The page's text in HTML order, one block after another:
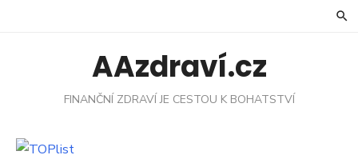
AAzdraví.cz
FINANČNÍ ZDRAVÍ JE CESTOU K BOHATSTVÍ